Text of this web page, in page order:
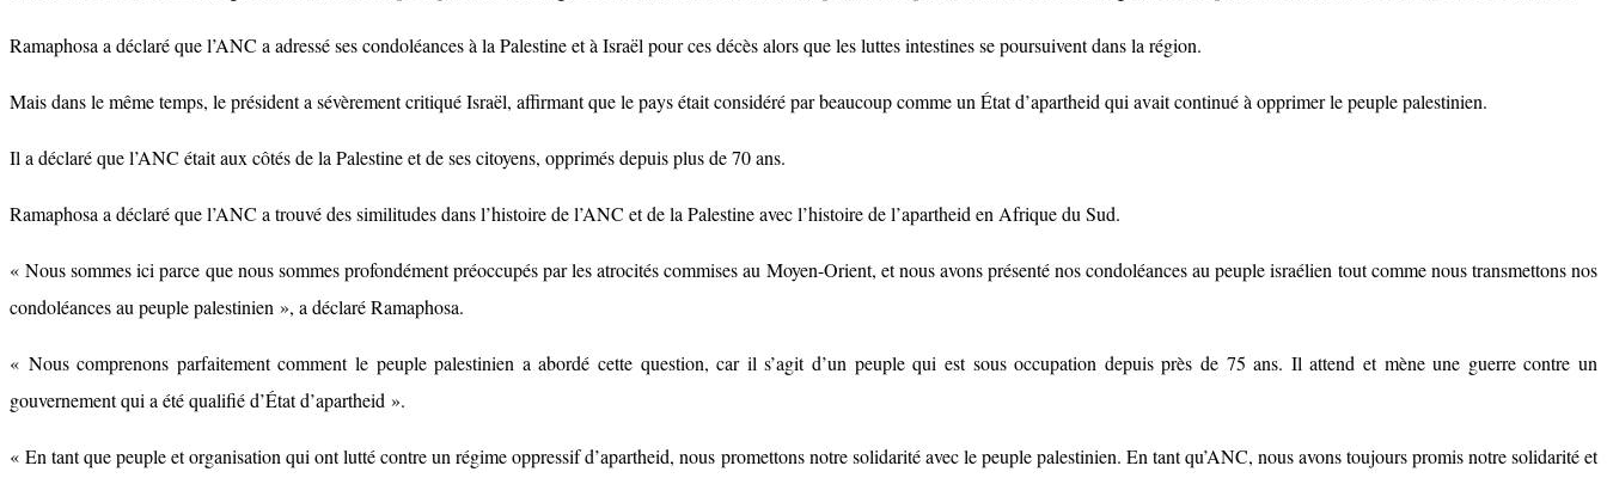
Ramaphosa a déclaré que l’ANC a adressé ses condoléances à la Palestine et à Israël pour ces décès alors que les luttes intestines se poursuivent dans la région.
Mais dans le même temps, le président a sévèrement critiqué Israël, affirmant que le pays était considéré par beaucoup comme un État d’apartheid qui avait continué à opprimer le peuple palestinien.
Il a déclaré que l’ANC était aux côtés de la Palestine et de ses citoyens, opprimés depuis plus de 70 ans.
Ramaphosa a déclaré que l’ANC a trouvé des similitudes dans l’histoire de l’ANC et de la Palestine avec l’histoire de l’apartheid en Afrique du Sud.
« Nous sommes ici parce que nous sommes profondément préoccupés par les atrocités commises au Moyen-Orient, et nous avons présenté nos condoléances au peuple israélien tout comme nous transmettons nos
condoléances au peuple palestinien », a déclaré Ramaphosa.
« Nous comprenons parfaitement comment le peuple palestinien a abordé cette question, car il s’agit d’un peuple qui est sous occupation depuis près de 75 ans. Il attend et mène une guerre contre un
gouvernement qui a été qualifié d’État d’apartheid ».
« En tant que peuple et organisation qui ont lutté contre un régime oppressif d’apartheid, nous promettons notre solidarité avec le peuple palestinien. En tant qu’ANC, nous avons toujours promis notre solidarité et